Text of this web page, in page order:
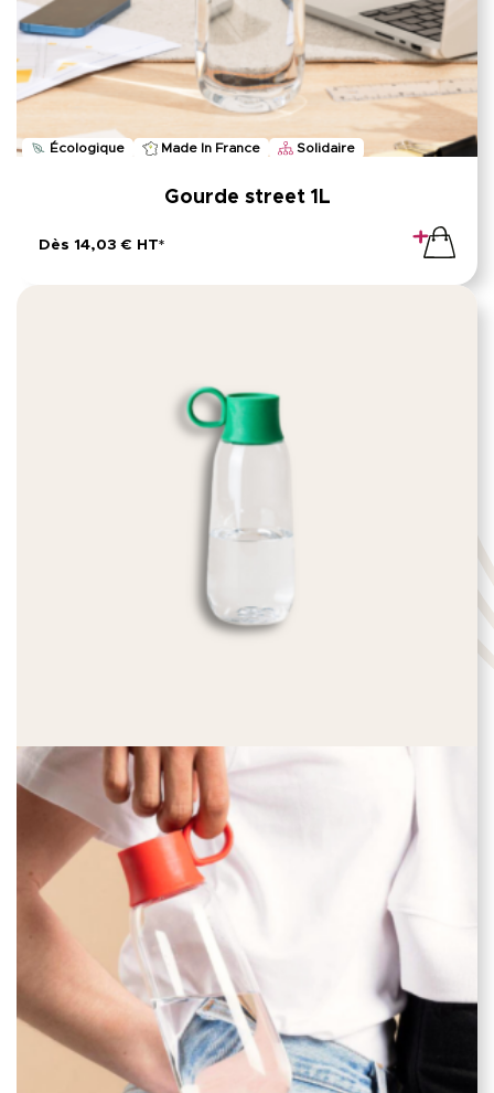
Écologique Made In France Solidaire
Gourde street 1L
Dès 14,03 € HT*